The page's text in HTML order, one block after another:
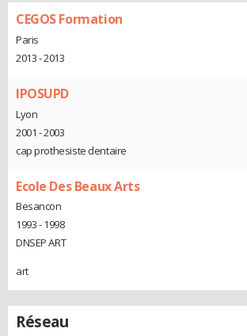
CEGOS Formation
Paris
2013 - 2013
IPOSUPD
Lyon
2001 - 2003
cap prothesiste dentaire
Ecole Des Beaux Arts
Besancon
1993 - 1998
DNSEP ART
art
Réseau